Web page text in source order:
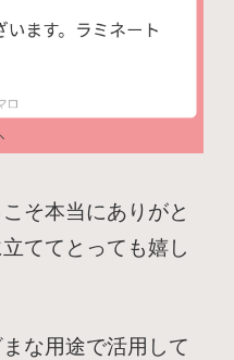
そ本当にありがと
ててとっても嬉し
な用途で活用して